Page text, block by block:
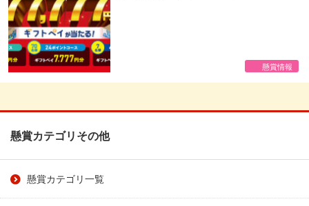
懸賞情報
懸賞カテゴリその他
懸賞カテゴリ一覧